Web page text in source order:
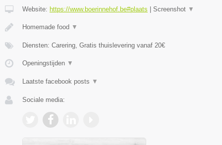
Website: https://www.boerinnehof.be#plaats Screenshot ▼
Homemade food ▼
Diensten: Carering, Gratis thuislevering vanaf 20€
Openingstijden ▼
Laatste facebook posts ▼
Sociale media: